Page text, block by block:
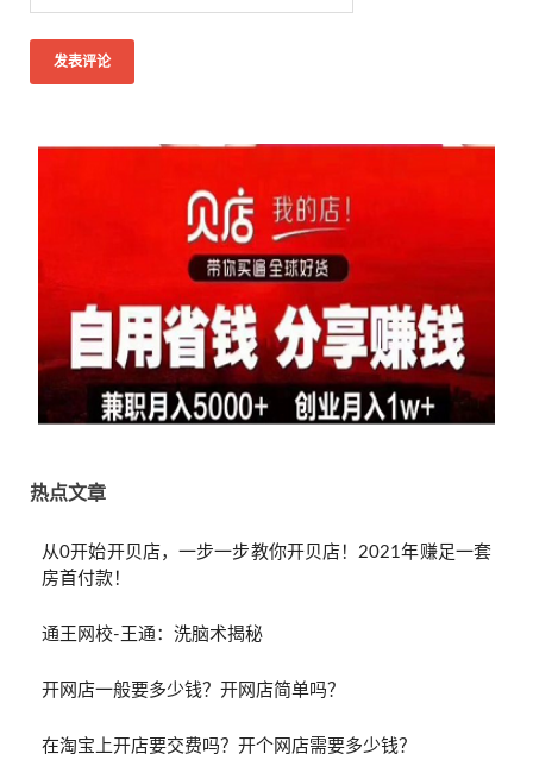
热点文章
从0开始开贝店，一步一步教你开贝店！2021年赚足一套
房首付款！
通王网校-王通：洗脑术揭秘
开网店一般要多少钱？开网店简单吗？
在淘宝上开店要交费吗？开个网店需要多少钱？